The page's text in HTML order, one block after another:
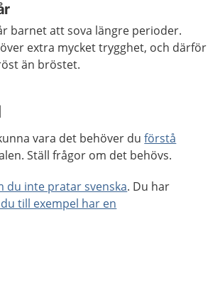
barnet att sova längre perioder.
extra mycket trygghet, och därför
än bröstet.
vara det behöver duförstå
Ställ frågor om det behövs.
du inte pratar svenska. Du har
till exempel har en